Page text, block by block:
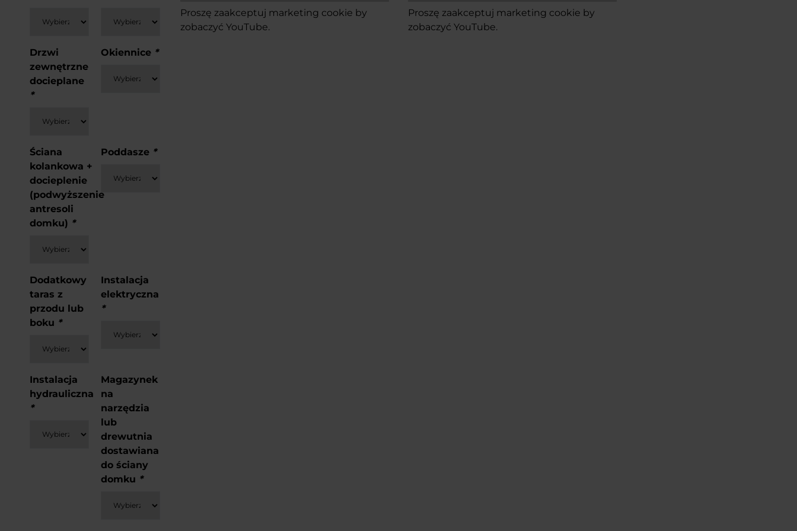
Proszę zaakceptuj marketing cookie by
zobaczyć YouTube.
Proszę zaakceptuj marketing cookie by
zobaczyć YouTube.
Drzwi
zewnętrzne
docieplane
*
Okiennice *
Ściana
kolankowa +
docieplenie
(podwyższenie
antresoli
domku) *
Poddasze *
Dodatkowy
taras z
przodu lub
boku *
Instalacja
elektryczna
*
Instalacja
hydrauliczna
*
Magazynek
na
narzędzia
lub
drewutnia
dostawiana
do ściany
domku *